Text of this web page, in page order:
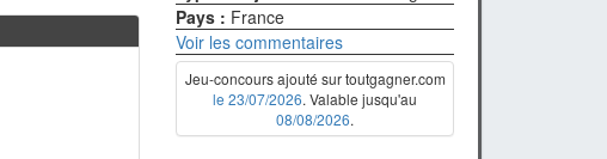
Pays : France
Voir les commentaires
Jeu-concours ajouté sur toutgagner.com
le 23/07/2026. Valable jusqu'au
08/08/2026.